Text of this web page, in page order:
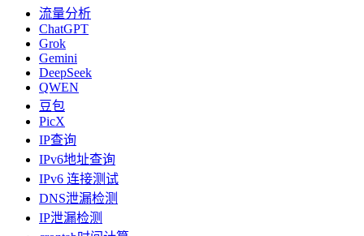
流量分析
ChatGPT
Grok
Gemini
DeepSeek
QWEN
豆包
PicX
IP查询
IPv6地址查询
IPv6 连接测试
DNS泄漏检测
IP泄漏检测